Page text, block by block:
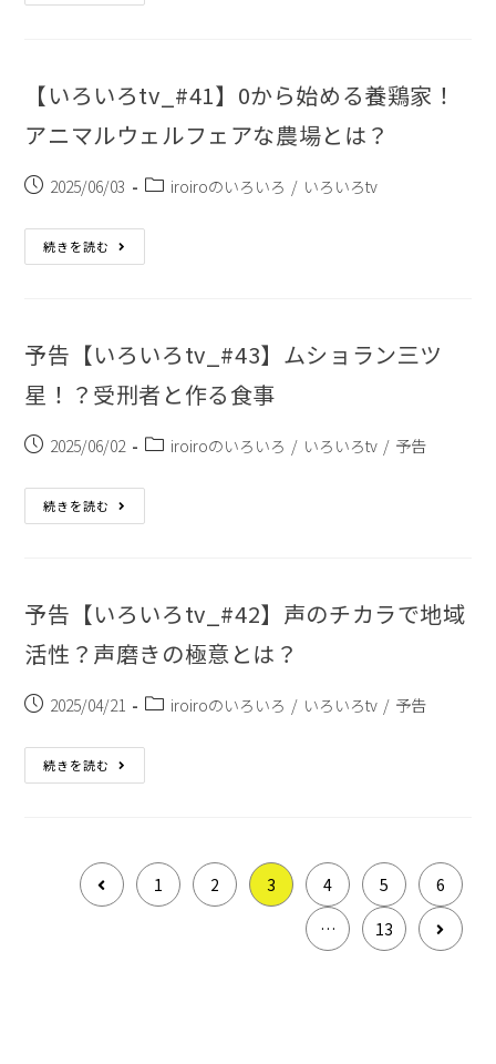
【いろいろtv_#41】0から始める養鶏家！
アニマルウェルフェアな農場とは？
2025/06/03 iroiroのいろいろ / いろいろtv
続きを読む
予告【いろいろtv_#43】ムショラン三ツ
星！？受刑者と作る食事
2025/06/02 iroiroのいろいろ / いろいろtv / 予告
続きを読む
予告【いろいろtv_#42】声のチカラで地域
活性？声磨きの極意とは？
2025/04/21 iroiroのいろいろ / いろいろtv / 予告
続きを読む
1 2 3 4 5
6
…
13